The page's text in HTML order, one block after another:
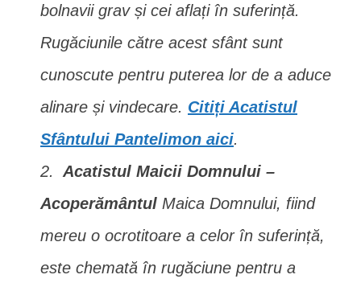
bolnavii grav și cei aflați în suferință.
Rugăciunile către acest sfânt sunt
cunoscute pentru puterea lor de a aduce
alinare și vindecare. Citiți Acatistul
Sfântului Pantelimon aici.
Acatistul Maicii Domnului –
Acoperământul Maica Domnului, fiind
mereu o ocrotitoare a celor în suferință,
este chemată în rugăciune pentru a